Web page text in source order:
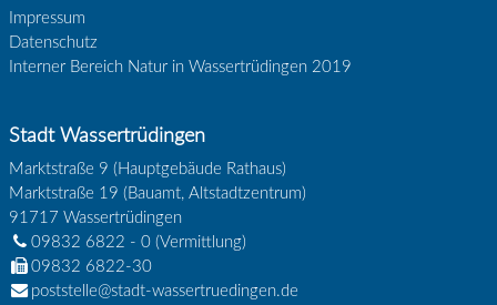
Impressum
Datenschutz
Interner Bereich Natur in Wassertrüdingen 2019
Stadt Wassertrüdingen
Marktstraße 9 (Hauptgebäude Rathaus)
Marktstraße 19 (Bauamt, Altstadtzentrum)
91717 Wassertrüdingen
09832 6822 - 0(Vermittlung)
09832 6822-30
poststelle@stadt-wassertruedingen.de